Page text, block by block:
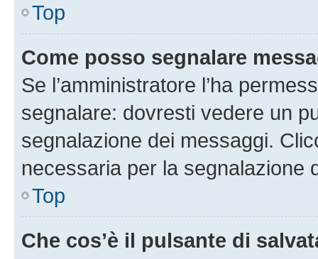
Top
Come posso segnalare
Se l’amministratore l’ha
segnalare: dovresti vedere un
segnalazione dei messaggi.
necessaria per la segnalazione
Top
Che cos’è il pulsante di